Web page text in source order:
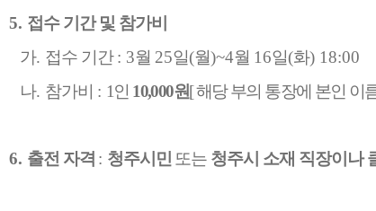
5. 접수 기간 및 참가비
가. 접수 기간: 3월 25일(월)~4월 16일(화) 18:00
나. 참가비 : 1인 10,000원[해당 부의 통장에 본인 이
6. 출전 자격 : 청주시민 또는 청주시 소재 직장이나